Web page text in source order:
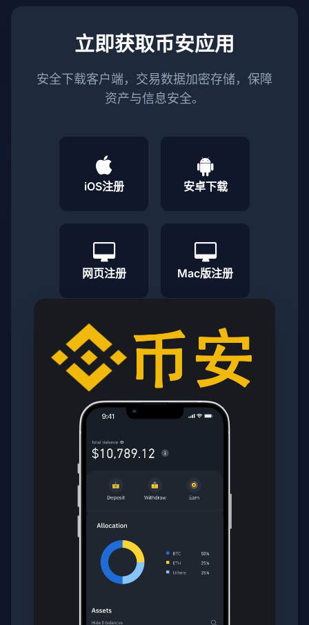
立即获取币安应用
安全下载客户端，交易数据加密存储，保障
资产与信息安全。
iOS注册 安卓下载
网页注册 Mac版注册